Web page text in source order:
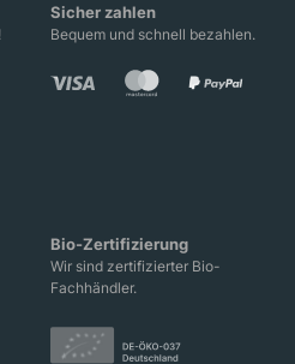
Sicher zahlen
Bequem und schnell bezahlen.
Bio-Zertifizierung
Wir sind zertifizierter Bio-
Fachhändler.